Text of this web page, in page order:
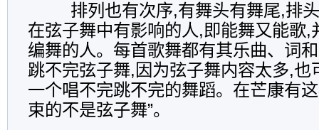
排列也有次序,有舞头有舞尾,排头
在弦子舞中有影响的人,即能舞又能歌,
编舞的人。每首歌舞都有其乐曲、词
跳不完弦子舞,因为弦子舞内容太多,也
一个唱不完跳不完的舞蹈。在芒康有
束的不是弦子舞”。